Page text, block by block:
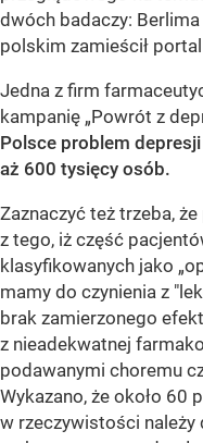
dwóch badaczy:
polskim zamieścił
Jedna z firm
kampanię „Powrót z
Polsce problem
aż 600 tysięcy osób.
Zaznaczyć też trzeba,
z tego, iż część
klasyfikowanych jako
mamy do czynienia z
brak zamierzonego
z nieadekwatnej
podawanymi choremu
Wykazano, że około 60
w rzeczywistości